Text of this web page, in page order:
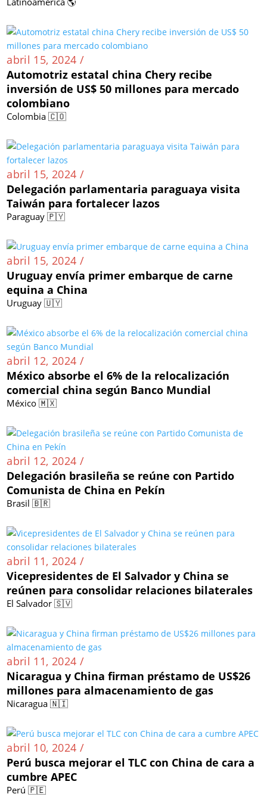
abril 15, 2024 /
Automotriz estatal china Chery recibe
inversión de US$ 50 millones para mercado
colombiano
Colombia 🇨🇴
abril 15, 2024 /
Delegación parlamentaria paraguaya visita
Taiwán para fortalecer lazos
Paraguay 🇵🇾
abril 15, 2024 /
Uruguay envía primer embarque de carne
equina a China
Uruguay 🇺🇾
abril 12, 2024 /
México absorbe el 6% de la relocalización
comercial china según Banco Mundial
México 🇲🇽
abril 12, 2024 /
Delegación brasileña se reúne con Partido
Comunista de China en Pekín
Brasil 🇧🇷
abril 11, 2024 /
Vicepresidentes de El Salvador y China se
reúnen para consolidar relaciones bilaterales
El Salvador 🇸🇻
abril 11, 2024 /
Nicaragua y China firman préstamo de US$26
millones para almacenamiento de gas
Nicaragua 🇳🇮
abril 10, 2024 /
Perú busca mejorar el TLC con China de cara a
cumbre APEC
Perú 🇵🇪